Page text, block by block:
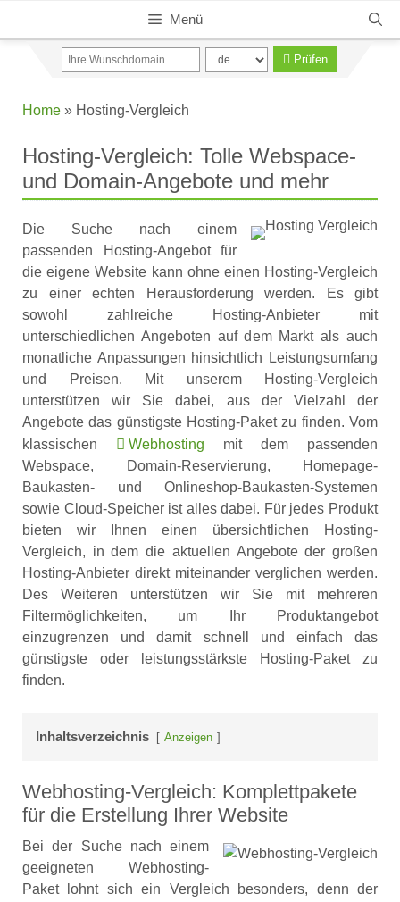
Menü
Prüfen
Home » Hosting-Vergleich
Hosting-Vergleich: Tolle Webspace-
und Domain-Angebote und mehr
Die Suche nach einem
passenden Hosting-Angebot für
die eigene Website kann ohne einen Hosting-Vergleich
zu einer echten Herausforderung werden. Es gibt
sowohl zahlreiche Hosting-Anbieter mit
unterschiedlichen Angeboten auf dem Markt als auch
monatliche Anpassungen hinsichtlich Leistungsumfang
und Preisen. Mit unserem Hosting-Vergleich
unterstützen wir Sie dabei, aus der Vielzahl der
Angebote das günstigste Hosting-Paket zu finden. Vom
klassischen
Webhosting mit dem passenden
Webspace, Domain-Reservierung, Homepage-
Baukasten- und Onlineshop-Baukasten-Systemen
sowie Cloud-Speicher ist alles dabei. Für jedes Produkt
bieten wir Ihnen einen übersichtlichen Hosting-
Vergleich, in dem die aktuellen Angebote der großen
Hosting-Anbieter direkt miteinander verglichen werden.
Des Weiteren unterstützen wir Sie mit mehreren
Filtermöglichkeiten, um Ihr Produktangebot
einzugrenzen und damit schnell und einfach das
günstigste oder leistungsstärkste Hosting-Paket zu
finden.
Inhaltsverzeichnis Anzeigen
Webhosting-Vergleich: Komplettpakete
für die Erstellung Ihrer Website
Bei der Suche nach einem
geeigneten Webhosting-
Paket lohnt sich ein Vergleich besonders, denn der